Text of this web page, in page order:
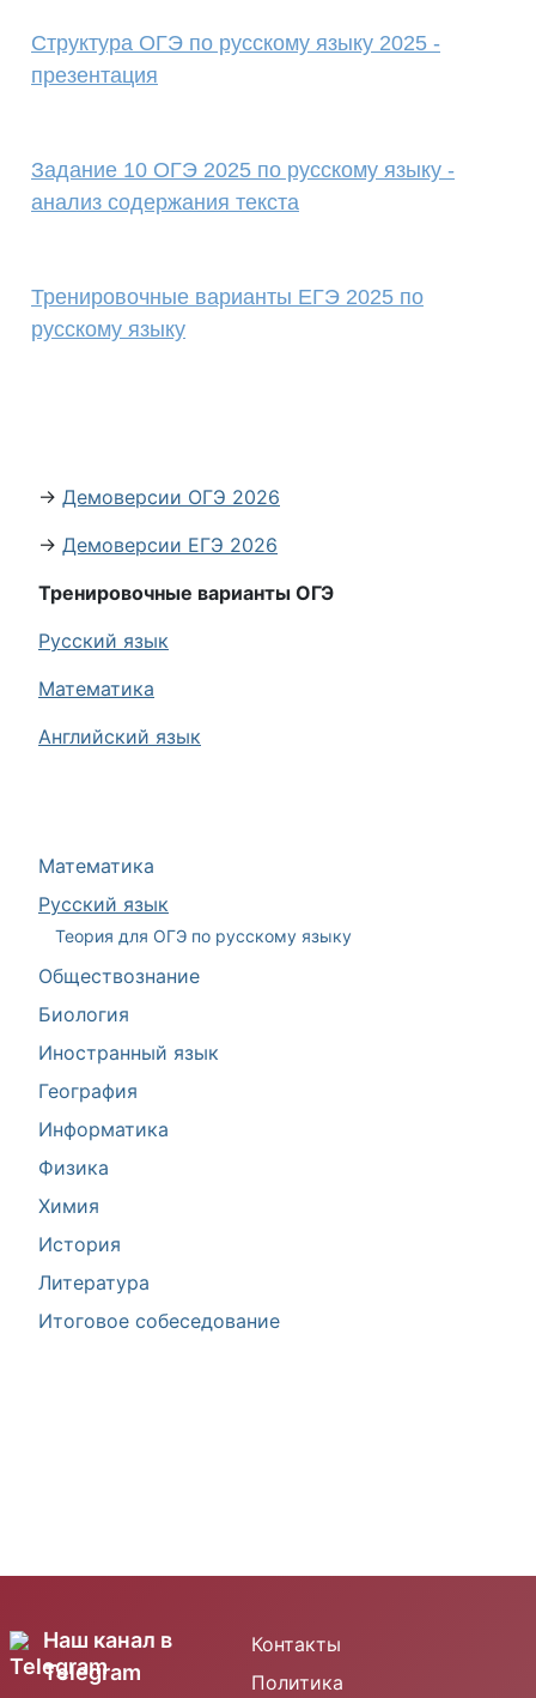
Математика
Русский язык
Теория для ОГЭ по русскому языку
Обществознание
Биология
Иностранный язык
География
Информатика
Физика
Химия
История
Литература
Итоговое собеседование
Структура ОГЭ по русскому языку 2025 -
презентация
Задание 10 ОГЭ 2025 по русскому языку -
анализ содержания текста
Тренировочные варианты ЕГЭ 2025 по
русскому языку
→ Демоверсии ОГЭ 2026
→ Демоверсии ЕГЭ 2026
Тренировочные варианты ОГЭ
Русский язык
Математика
Английский язык
Наш канал в
Telegram
Контакты
Политика